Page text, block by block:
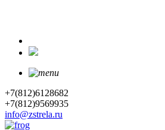
+7(812)6128682
+7(812)9569935
info@zstrela.ru